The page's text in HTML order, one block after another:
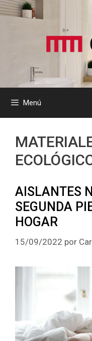
Saltar
al
Menú
AISLANTES
SEGUNDA
HOGAR
15/09/2022 por